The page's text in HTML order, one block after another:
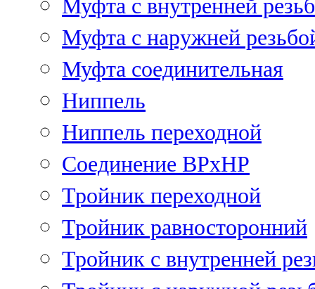
Муфта с внутренней
Муфта с наружней
Муфта соединительная
Ниппель
Ниппель переходной
Соединение ВРхНР
Тройник переходной
Тройник равносторонний
Тройник с внутренней